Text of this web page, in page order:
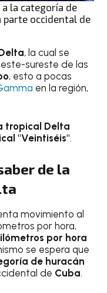
la categoría de
parte occidental de
, la cual se
sureste de las
, esto a pocas
en la región,
tropical Delta
"Veintiséis".
de la
movimiento al
por hora,
por hora
se espera que
de huracán
de Cuba.